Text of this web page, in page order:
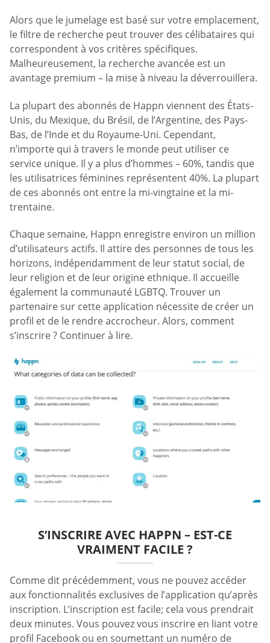
Alors que le jumelage est basé sur votre emplacement,
le filtre de recherche peut trouver des célibataires qui
correspondent à vos critères spécifiques.
Malheureusement, la recherche avancée est un
avantage premium – la mise à niveau la déverrouillera.
La plupart des abonnés de Happn viennent des États-
Unis, du Mexique, du Brésil, de l’Argentine, des Pays-
Bas, de l’Inde et du Royaume-Uni. Cependant,
n’importe qui à travers le monde peut utiliser ce
service unique. Il y a plus d’hommes – 60%, tandis que
les utilisatrices féminines représentent 40%. La plupart
de ces abonnés ont entre la mi-vingtaine et la mi-
trentaine.
Chaque semaine, Happn enregistre environ un million
d’utilisateurs actifs. Il attire des personnes de tous les
horizons, indépendamment de leur statut social, de
leur religion et de leur origine ethnique. Il accueille
également la communauté LGBTQ. Trouver un
partenaire sur cette application nécessite de créer un
profil et de le rendre accrocheur. Alors, comment
s’inscrire ? Continuer à lire.
S’INSCRIRE AVEC HAPPN – EST-CE
VRAIMENT FACILE ?
Comme dit précédemment, vous ne pouvez accéder
aux fonctionnalités exclusives de l’application qu’après
inscription. L’inscription est facile; cela vous prendrait
deux minutes. Vous pouvez vous inscrire en liant votre
profil Facebook ou en soumettant un numéro de